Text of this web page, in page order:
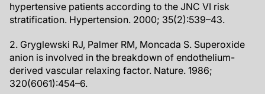
hypertensive patients according to the JNC VI risk
stratification. Hypertension. 2000; 35(2):539–43.
2. Gryglewski RJ, Palmer RM, Moncada S. Superoxide
anion is involved in the breakdown of endothelium-
derived vascular relaxing factor. Nature. 1986;
320(6061):454–6.